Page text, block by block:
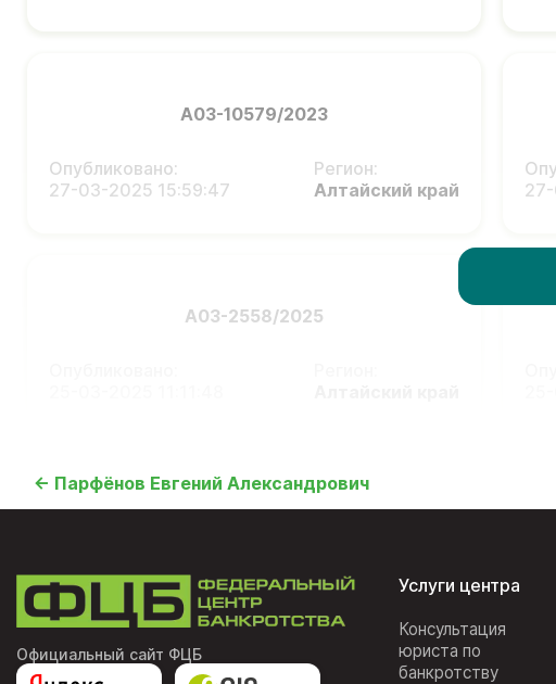
А03-10579/2023
Опубликовано:
27-03-2025 15:59:47
Регион:
Алтайский край
А03-2558/2025
← Парфёнов Евгений Александрович
Официальный сайт ФЦБ
Услуги центра
Консультация
юриста по
банкротству